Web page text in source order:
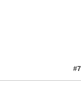
#7